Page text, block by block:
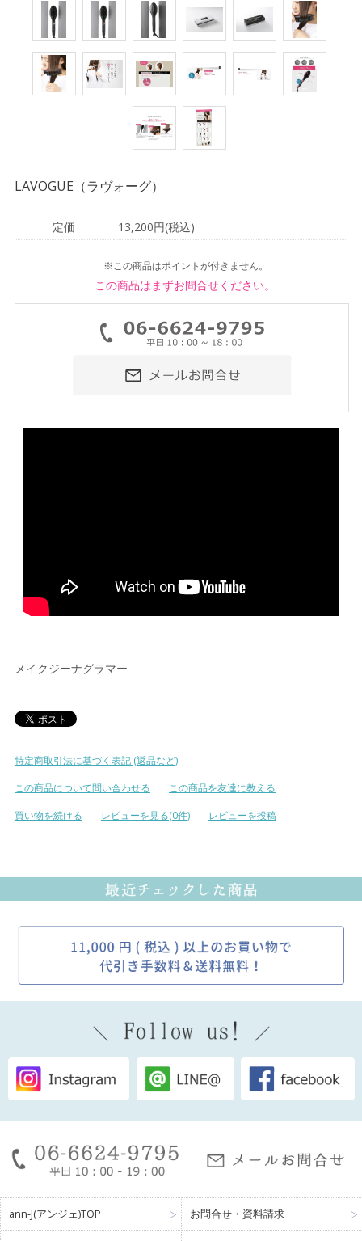
LAVOGUE（ラヴォーグ）
定価 13,200円(税込)
※この商品はポイントが付きません。
この商品はまずお問合せください。
メイクジーナグラマー
特定商取引法に基づく表記 (返品など)
この商品について問い合わせる
この商品を友達に教える
買い物を続ける
レビューを見る(0件) レビューを投稿
ann-J(アンジェ)TOP お問合せ・資料請求